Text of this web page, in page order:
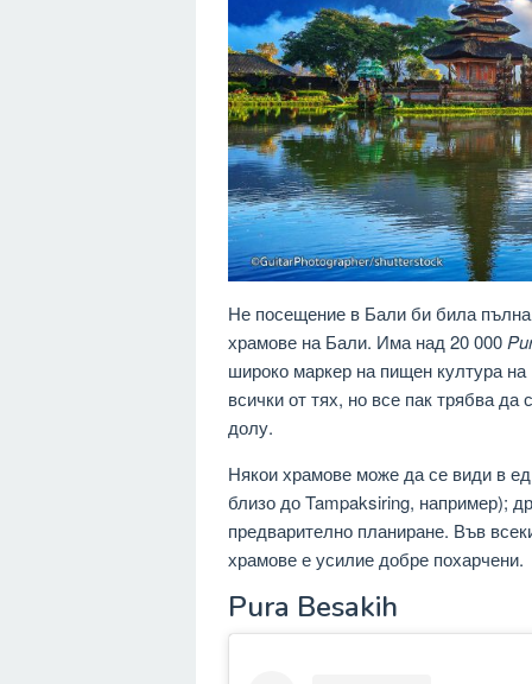
Не посещение в Бали би била
храмове на Бали. Има над 20 000
широко маркер на пищен култура
всички от тях, но все пак трябва
долу.
Някои храмове може да се види в
близо до Tampaksiring, например);
предварително планиране. Във
храмове е усилие добре похарчени.
Pura Besakih